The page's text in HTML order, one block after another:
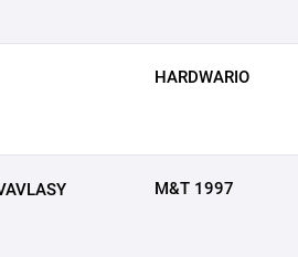
HARDWARIO
M&T 1997